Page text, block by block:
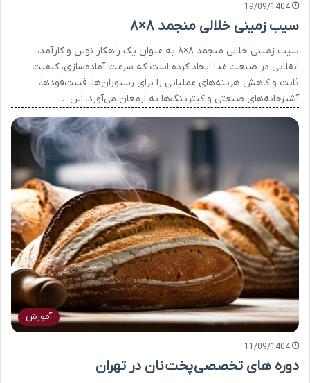
19/09/1404
سیب زمینی خلالی منجمد ۸×۸
سیب زمینی خلالی منجمد ۸×۸ به عنوان یک راهکار نوین و کارآمد،
انقلابی در صنعت غذا ایجاد کرده است که سرعت آماده‌سازی، کیفیت
ثابت و کاهش هزینه‌های عملیاتی را برای رستوران‌ها، فست‌فودها،
آشپزخانه‌های صنعتی و کیترینگ‌ها به ارمغان می‌آورد. این…
آموزش
11/09/1404
دوره های تخصصی پخت نان در تهران